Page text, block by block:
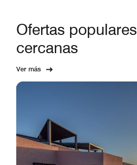
Ofertas populares
cercanas
Ver más